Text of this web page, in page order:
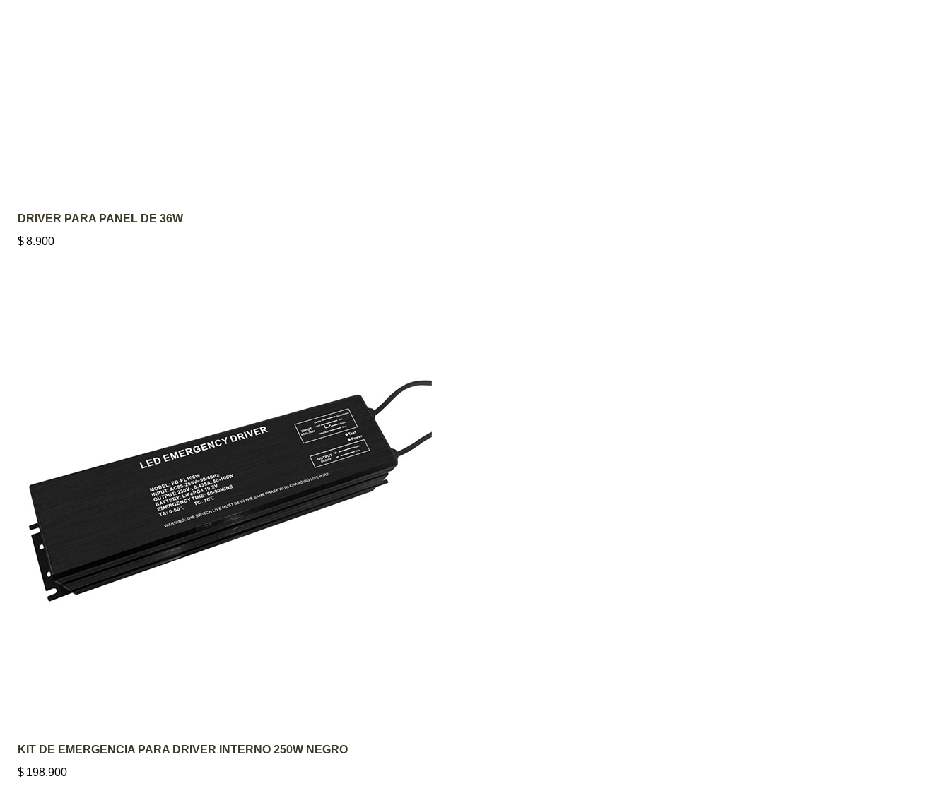
DRIVER PARA PANEL DE 36W
$8.900
AGREGAR AL CARRITO
KIT DE EMERGENCIA PARA DRIVER INTERNO 250W NEGRO
$ 198.900